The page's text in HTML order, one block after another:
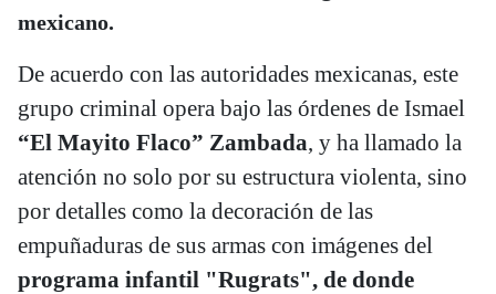
mexicano.
De acuerdo con las autoridades mexicanas, este
grupo criminal opera bajo las órdenes de Ismael
“El Mayito Flaco” Zambada, y ha llamado la
atención no solo por su estructura violenta, sino
por detalles como la decoración de las
empuñaduras de sus armas con imágenes del
programa infantil "Rugrats", de donde